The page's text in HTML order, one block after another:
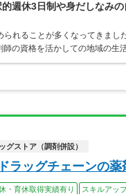
週休3日制や身だしなみ
れることが多くなってきまし
師の資格を活かしての地域の生
グストア（調剤併設）
ラッグチェーンの薬
・育休取得実績有り スキルアッ